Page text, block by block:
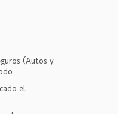
(Autos y
el